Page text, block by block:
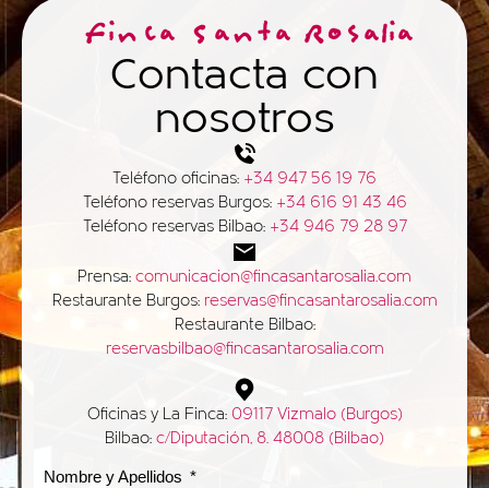
Finca Santa Rosalia
Contacta con
nosotros
Teléfono oficinas: +34 947 56 19 76
Teléfono reservas Burgos: +34 616 91 43 46
Teléfono reservas Bilbao: +34 946 79 28 97
Prensa: comunicacion@fincasantarosalia.com
Restaurante Burgos: reservas@fincasantarosalia.com
Restaurante Bilbao:
reservasbilbao@fincasantarosalia.com
Oficinas y La Finca: 09117 Vizmalo (Burgos)
Bilbao: c/Diputación, 8. 48008 (Bilbao)
Nombre y Apellidos